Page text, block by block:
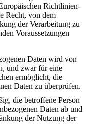
Richtlinien-
Recht, von dem
der Verarbeitung zu
Voraussetzungen
Daten wird von
und zwar für eine
ermöglicht, die
Daten zu überprüfen.
die betroffene Person
Daten ab und
der Nutzung der